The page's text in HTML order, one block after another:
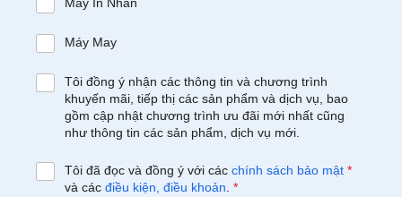
Máy May
Tôi đồng ý nhận các thông tin và chương trình
khuyến mãi, tiếp thị các sản phẩm và dịch vụ, bao
gồm cập nhật chương trình ưu đãi mới nhất cũng
như thông tin các sản phẩm, dịch vụ mới.
Tôi đã đọc và đồng ý với các chính sách bảo mật *
và các điều kiện, điều khoản *